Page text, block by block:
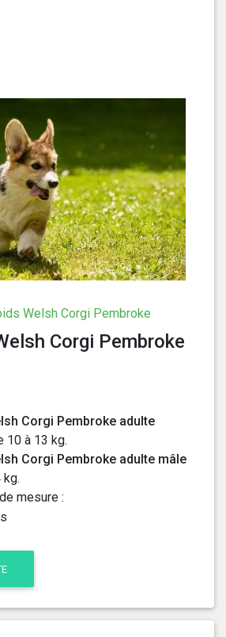
Welsh Corgi Pembroke
Corgi Pembroke
Corgi Pembroke adulte
10 à 13 kg.
Corgi Pembroke adulte mâle
kg.
mesure :